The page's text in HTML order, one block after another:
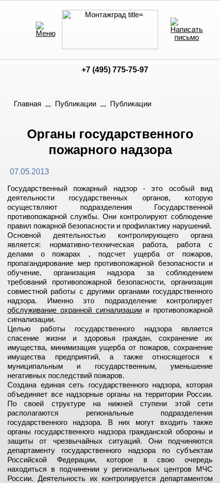
+7 (495) 775-75-97
Главная Публикации Публикации
Органы государственного
пожарного надзора
07.05.2013
Государственный пожарный надзор - это особый вид
деятельности государственных органов, которую
осуществляют подразделения Государственной
противопожарной службы. Они контролируют соблюдение
правил пожарной безопасности и профилактику нарушений.
Основной деятельностью контролирующего органа
является: нормативно-техническая работа, работа с
делами о пожарах , подсчет ущерба от пожаров,
пропагандирование мер противопожарной безопасности и
обучение, организация надзора за соблюдением
требований противопожарной безопасности, организация
совместной работы с другими органами государственного
надзора. Именно это подразделение контролирует
обслуживание охранной сигнализациии противопожарной
сигнализации.
Целью работы государственного надзора является
спасение жизни и здоровья граждан, сохранение их
имущества, минимизация ущерба от пожаров, сохранение
имущества предприятий, а также относящегося к
муниципальным и государственным, уменьшение
негативных последствий пожаров.
Создана единая сеть государственного надзора, которая
объединяет все надзорные органы на территории России.
По своей структуре на нижней ступени этой сети
располагаются региональные подразделения
государственного надзора. В них могут входить также
органы государственного надзора гражданской обороны и
защиты от чрезвычайных ситуаций. Они подчиняются
департаменту государственного надзора по субъектам
Российской Федерации, которое в свою очередь
находиться в подчинении у региональных центров МЧС
России. Деятельность их контролируется департаментом